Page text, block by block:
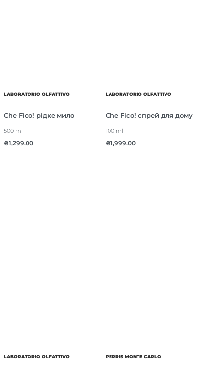
LABORATORIO OLFATTIVO
Che Fico! рідке мило
500 ml
₴1,299.00
LABORATORIO OLFATTIVO
Che Fico! спрей для дому
100 ml
₴1,999.00
LABORATORIO OLFATTIVO PERRIS MONTE CARLO